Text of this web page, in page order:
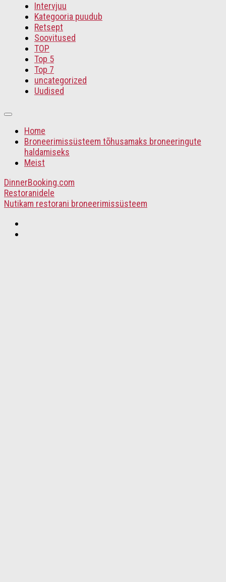
Intervjuu
Kategooria puudub
Retsept
Soovitused
TOP
Top 5
Top 7
uncategorized
Uudised
Home
Broneerimissüsteem tõhusamaks broneeringute
haldamiseks
Meist
DinnerBooking.com
Restoranidele
Nutikam restorani broneerimissüsteem